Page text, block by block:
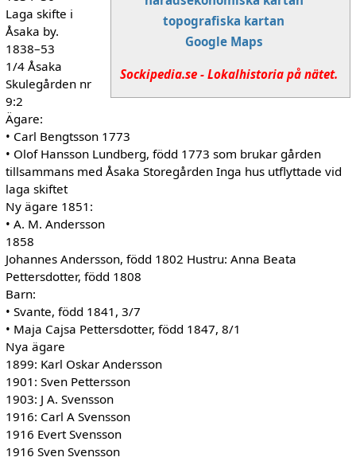
topografiska kartan
Google Maps
Sockipedia.se - Lokalhistoria på nätet.
Laga skifte i
Åsaka by.
1838–53
1/4 Åsaka
Skulegården nr
9:2
Ägare:
• Carl Bengtsson 1773
• Olof Hansson Lundberg, född 1773 som brukar gården
tillsammans med Åsaka Storegården Inga hus utflyttade vid
laga skiftet
Ny ägare 1851:
• A. M. Andersson
1858
Johannes Andersson, född 1802 Hustru: Anna Beata
Pettersdotter, född 1808
Barn:
• Svante, född 1841, 3/7
• Maja Cajsa Pettersdotter, född 1847, 8/1
Nya ägare
1899: Karl Oskar Andersson
1901: Sven Pettersson
1903: J A. Svensson
1916: Carl A Svensson
1916 Evert Svensson
1916 Sven Svensson